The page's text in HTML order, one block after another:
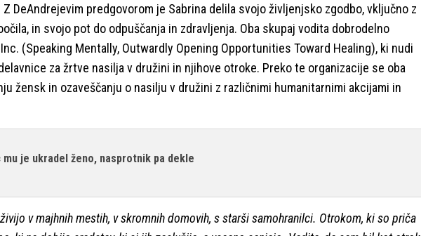
Z DeAndrejevim predgovorom je Sabrina delila svojo življenjsko zgodbo, vključno z
in svojo pot do odpuščanja in zdravljenja. Oba skupaj vodita dobrodelno
(Speaking Mentally, Outwardly Opening Opportunities Toward Healing), ki nudi
za žrtve nasilja v družini in njihove otroke. Preko te organizacije se oba
žensk in ozaveščanju o nasilju v družini z različnimi humanitarnimi akcijami in
je ukradel ženo, nasprotnik pa dekle
v majhnih mestih, v skromnih domovih, s starši samohranilci. Otrokom, ki so priča